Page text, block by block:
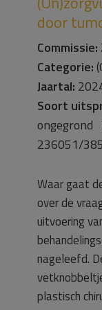
door
Commissie:
Categorie:
Jaartal:
Soort
ongegrond
236051/
Waar gaat
over de
uitvoering
nageleefd.
plastisch